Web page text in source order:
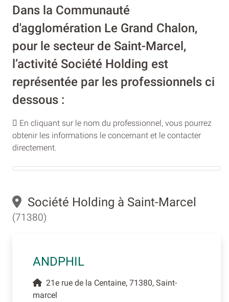
Dans la Communauté
d'agglomération Le Grand Chalon,
pour le secteur de Saint-Marcel,
l’activité Société Holding est
représentée par les professionnels ci
dessous :
En cliquant sur le nom du professionnel, vous pourrez
obtenir les informations le concernant et le contacter
directement.
Société Holding à Saint-Marcel
(71380)
ANDPHIL
21e rue de la Centaine, 71380, Saint-
marcel